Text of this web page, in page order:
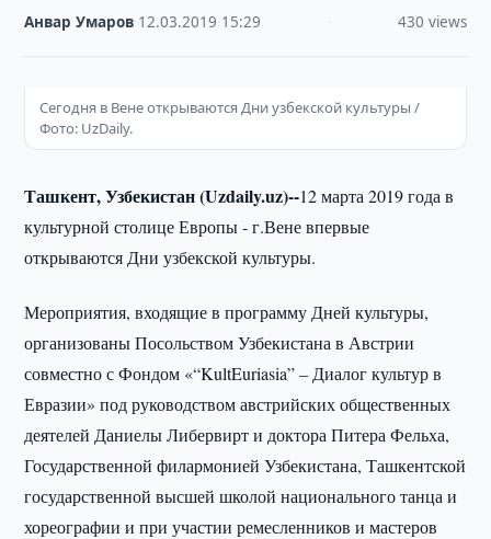
Анвар Умаров 12.03.2019 15:29 430 views
Сегодня в Вене открываются Дни узбекской культуры /
Фото: UzDaily.
Ташкент, Узбекистан (Uzdaily.uz)--12 марта 2019 года в
культурной столице Европы - г.Вене впервые
открываются Дни узбекской культуры.
Мероприятия, входящие в программу Дней культуры,
организованы Посольством Узбекистана в Австрии
совместно с Фондом «“KultEuriasia” – Диалог культур в
Евразии» под руководством австрийских общественных
деятелей Даниелы Либервирт и доктора Питера Фельха,
Государственной филармонией Узбекистана, Ташкентской
государственной высшей школой национального танца и
хореографии и при участии ремесленников и мастеров